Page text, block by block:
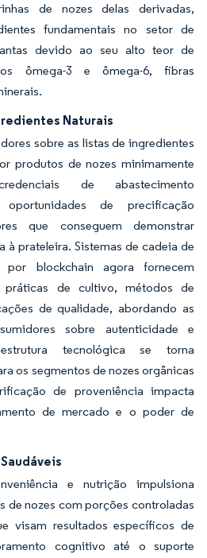
de nozes delas derivadas,
fundamentais no setor de
devido ao seu alto teor de
ômega-3 e ômega-6, fibras
Naturais
sobre as listas de ingredientes
produtos de nozes minimamente
de abastecimento
oportunidades de precificação
que conseguem demonstrar
à prateleira. Sistemas de cadeia de
por blockchain agora fornecem
práticas de cultivo, métodos de
de qualidade, abordando as
sobre autenticidade e
tecnológica se torna
os segmentos de nozes orgânicas
de proveniência impacta
de mercado e o poder de
e nutrição impulsiona
de nozes com porções controladas
visam resultados específicos de
cognitivo até o suporte